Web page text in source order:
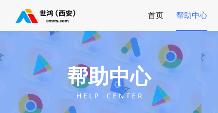
首页 帮助中心
帮助中心
H E L P C E N T E R